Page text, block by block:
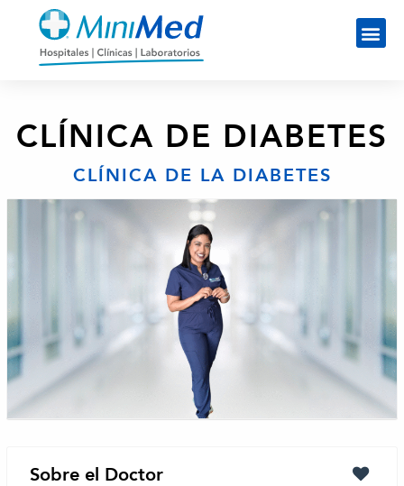
CLÍNICA DE DIABETES
CLÍNICA DE LA DIABETES
Sobre el Doctor